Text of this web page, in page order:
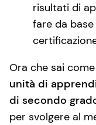
risultati di
fare da
Ora che sai
unità di
di secondo
per svolgere al